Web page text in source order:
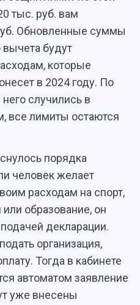
тыс. руб. вам
Обновленные суммы
вычета будут
которые
в 2024 году. По
случились в
лимиты остаются
порядка
человек желает
расходам на спорт,
образование, он
декларации.
организация,
Тогда в кабинете
автоматом заявление
уже внесены